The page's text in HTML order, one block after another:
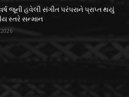
જૂની હવેલી સંગીત પરંપરાને પ્રાપ્ત થયું
સ્તરે સન્માન